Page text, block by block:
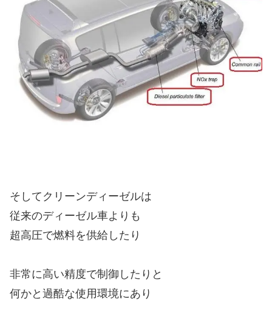
そしてクリーンディーゼルは
従来のディーゼル車よりも
超高圧で燃料を供給したり
非常に高い精度で制御したりと
何かと過酷な使用環境にあり